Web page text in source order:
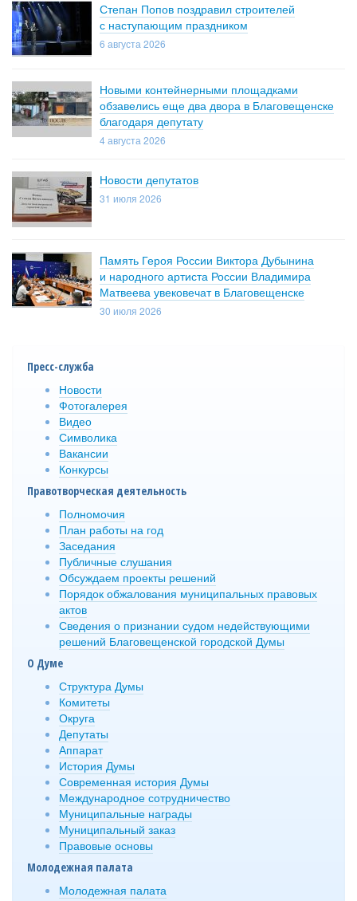
Степан Попов поздравил строителей
с наступающим праздником
6 августа 2026
Новыми контейнерными площадками
обзавелись еще два двора в Благовещенске
благодаря депутату
4 августа 2026
Новости депутатов
31 июля 2026
Память Героя России Виктора Дубынина
и народного артиста России Владимира
Матвеева увековечат в Благовещенске
30 июля 2026
Пресс-служба
Новости
Фотогалерея
Видео
Символика
Вакансии
Конкурсы
Правотворческая деятельность
Полномочия
План работы на год
Заседания
Публичные слушания
Обсуждаем проекты решений
Порядок обжалования муниципальных правовых
актов
Сведения о признании судом недействующими
решений Благовещенской городской Думы
О Думе
Структура Думы
Комитеты
Округа
Депутаты
Аппарат
История Думы
Современная история Думы
Международное сотрудничество
Муниципальные награды
Муниципальный заказ
Правовые основы
Молодежная палата
Молодежная палата